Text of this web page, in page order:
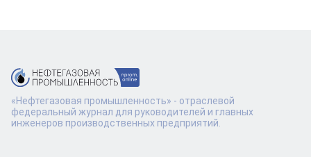
«Нефтегазовая промышленность» - отраслевой
федеральный журнал для руководителей и главных
инженеров производственных предприятий.